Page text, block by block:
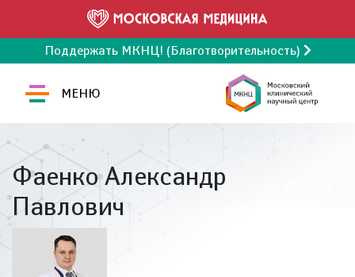
Поддержать МКНЦ! (Благотворительность)
МЕНЮ
Фаенко Александр
Павлович